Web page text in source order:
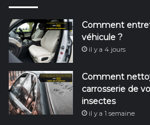
Comment
véhicule ?
il y a 4 jours
Comment
carrosserie de
insectes
il y a 1 semaine